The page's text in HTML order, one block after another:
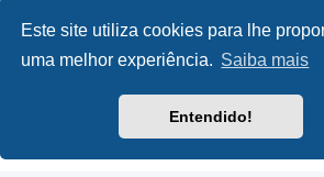
Este site utiliza cookies para lhe
uma melhor experiência. Saiba mais
Entendido!
O Fuso
Desenvolvido por phpBB® Forum Software ©